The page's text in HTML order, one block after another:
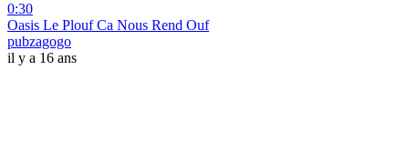
0:30
Oasis Le Plouf Ca Nous Rend Ouf
pubzagogo
il y a 16 ans